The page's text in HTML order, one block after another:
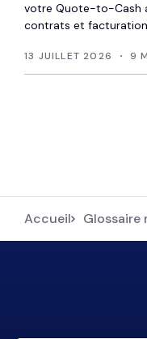
votre Quote-to-Cash
contrats et facturation
13 JUILLET 2026 9
Accueil